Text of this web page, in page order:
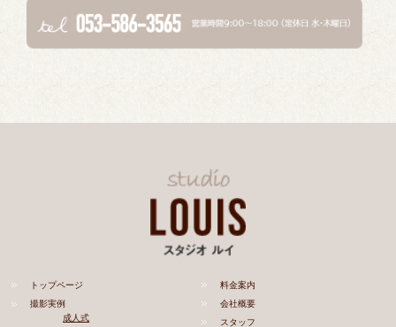
トップページ
撮影実例
成人式
料金案内
会社概要
スタッフ